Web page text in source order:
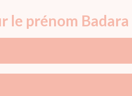
le prénom Badara